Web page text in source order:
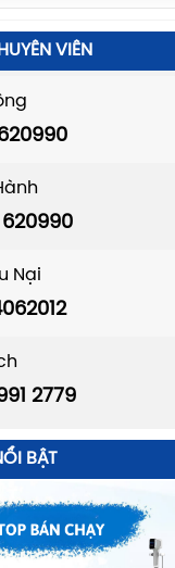
VIÊN
620990
Nại
2779
BẬT